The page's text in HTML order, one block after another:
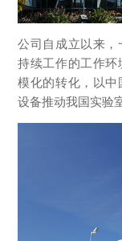
公司自成立以来，
持续工作的工作环
模化的转化，以中
设备推动我国实验